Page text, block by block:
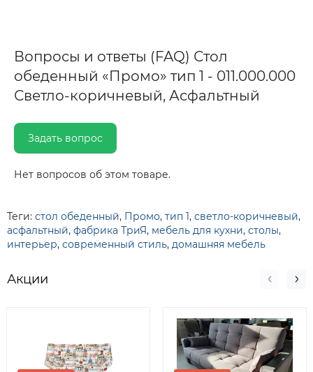
Вопросы и ответы (FAQ) Стол
обеденный «Промо» тип 1 - 011.000.000
Светло-коричневый, Асфальтный
Задать вопрос
Нет вопросов об этом товаре.
Теги: стол обеденный, Промо, тип 1, светло-коричневый,
асфальтный, фабрика ТриЯ, мебель для кухни, столы,
интерьер, современный стиль, домашняя мебель
Акции